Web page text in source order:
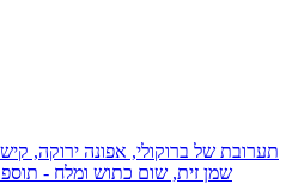
תערובת של ברוקולי, אפונה ירוקה,
שמן זית, שום כתוש ומלח -